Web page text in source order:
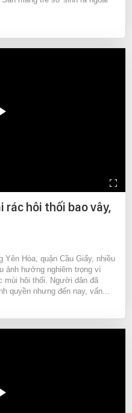
rác hôi thối bao vây,
Hòa, quận Cầu Giấy, nhiều
ảnh hưởng nghiêm trọng vì
mùi hôi thối. Người dân đã
quyền nhưng đến nay, vấn...